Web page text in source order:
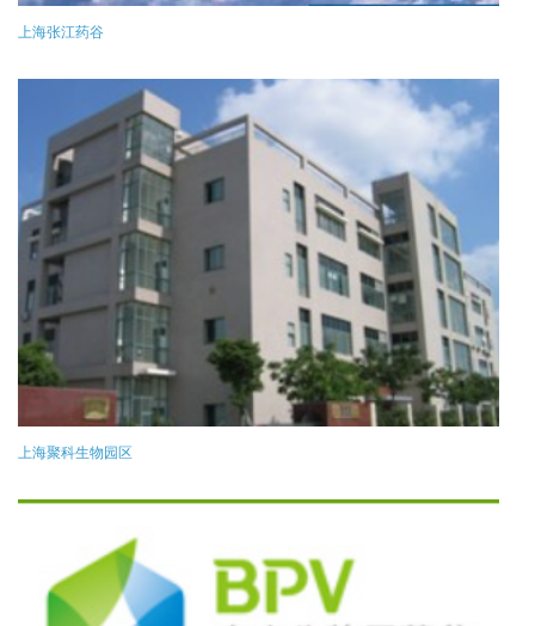
上海张江药谷
上海聚科生物园区